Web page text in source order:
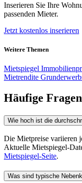
Inserieren Sie Ihre
passenden Mieter.
Jetzt kostenlos inserieren
Weitere Themen
Mietspiegel
Mietrendite
Häufige
Wie hoch ist die
Die Mietpreise variieren
Aktuelle Mietspiegel-
Mietspiegel-Seite.
Was sind typische